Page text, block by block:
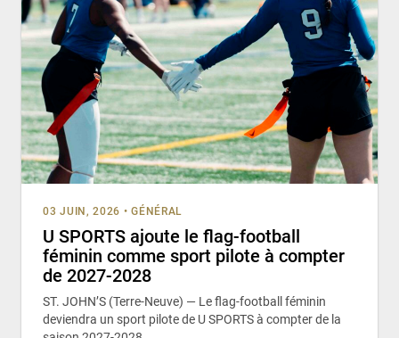
03 JUIN, 2026 • GÉNÉRAL
U SPORTS ajoute le flag-football
féminin comme sport pilote à compter
de 2027-2028
ST. JOHN’S (Terre-Neuve) — Le flag-football féminin
deviendra un sport pilote de U SPORTS à compter de la